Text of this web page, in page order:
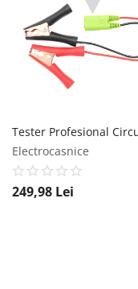
Electrocasnice
249,98 Lei